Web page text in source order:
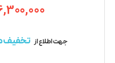
جهت اطلاع از تخفیف